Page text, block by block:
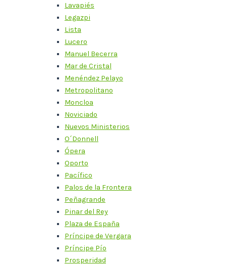
Lavapiés
Legazpi
Lista
Lucero
Manuel Becerra
Mar de Cristal
Menéndez Pelayo
Metropolitano
Moncloa
Noviciado
Nuevos Ministerios
O´Donnell
Ópera
Oporto
Pacífico
Palos de la Frontera
Peñagrande
Pinar del Rey
Plaza de España
Príncipe de Vergara
Príncipe Pío
Prosperidad